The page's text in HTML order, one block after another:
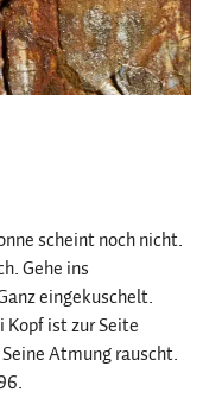
scheint noch nicht.
Gehe ins
eingekuschelt.
Kopf ist zur Seite
Atmung rauscht.